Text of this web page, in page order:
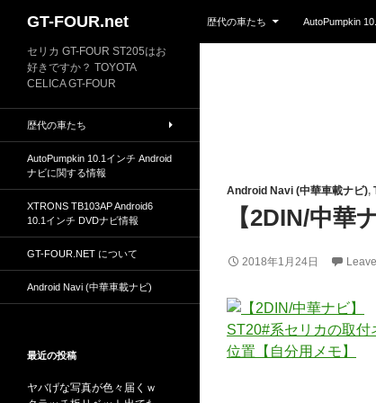
GT-FOUR.net
歴代の車たち
AutoPumpkin
Android Navi (中華車載ナビ),
【2DIN/中華
2018年1月24日
セリカ GT-FOUR ST205はお
好きですか？ TOYOTA
CELICA GT-FOUR
歴代の車たち
AutoPumpkin 10.1インチ Android
ナビに関する情報
XTRONS TB103AP Android6
10.1インチ DVDナビ情報
GT-FOUR.NET について
Android Navi (中華車載ナビ)
最近の投稿
ヤバげな写真が色々届くｗ